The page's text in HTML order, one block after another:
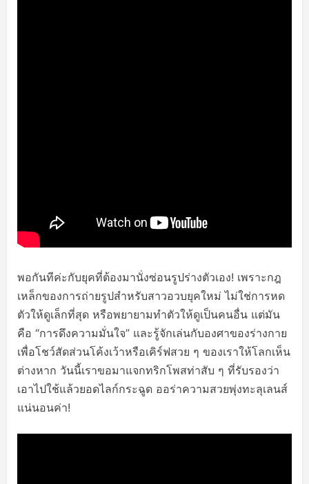
พอกันทีค่ะกับยุคที่ต้องมานั่งซ่อนรูปร่างตัวเอง! เพราะกฎ
เหล็กของการถ่ายรูปสำหรับสาวอวบยุคใหม่ ไม่ใช่การหด
ตัวให้ดูเล็กที่สุด หรือพยายามทำตัวให้ดูเป็นคนอื่น แต่มัน
คือ “การดึงความมั่นใจ” และรู้จักเล่นกับองศาของร่างกาย
เพื่อโชว์สัดส่วนโค้งเว้าหรือเคิร์ฟสวย ๆ ของเราให้โลกเห็น
ต่างหาก วันนี้เราขอมาแจกทริกโพสท่าสับ ๆ ที่รับรองว่า
เอาไปใช้แล้วยอดไลก์กระฉูด ออร่าความสวยพุ่งทะลุเลนส์
แน่นอนค่า!